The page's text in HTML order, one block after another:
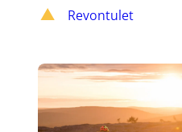
Revontulet
Maastopyöräily Ylläksellä